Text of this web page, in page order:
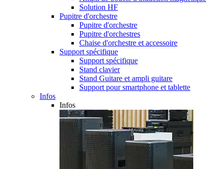
Solution HF
Pupitre d'orchestre
Pupitre d'orchestre
Pupitre d'orchestres
Chaise d'orchestre et accessoire
Support spécifique
Support spécifique
Stand clavier
Stand Guitare et ampli guitare
Support pour smartphone et tablette
Infos
Infos